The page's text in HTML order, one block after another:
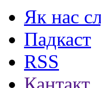
Як нас
Падкаст
RSS
Кантакт